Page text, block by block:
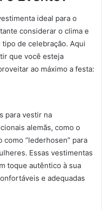
ideal para o
considerar o clima e
de celebração. Aqui
que você esteja
ao máximo a festa:
para vestir na
alemãs, como o
“lederhosen” para
Essas vestimentas
toque autêntico à sua
e adequadas